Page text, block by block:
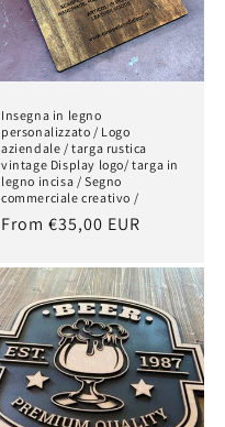
Insegna in legno
personalizzato / Logo
aziendale / targa rustica
vintage Display logo/ targa in
legno incisa / Segno
commerciale creativo /
Regular
From €35,00 EUR